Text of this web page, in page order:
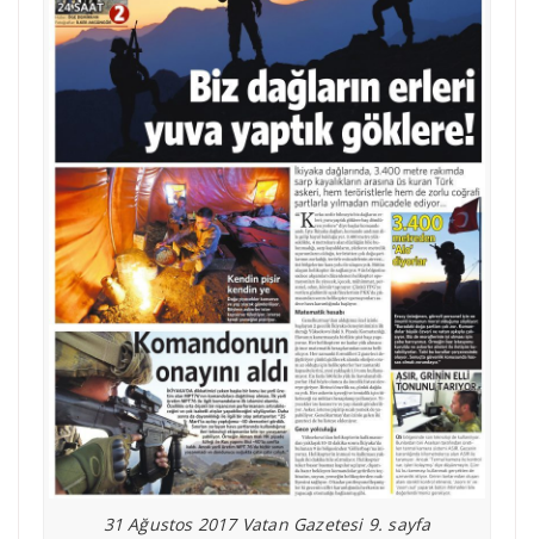
31 Ağustos 2017 Vatan Gazetesi 9. sayfa